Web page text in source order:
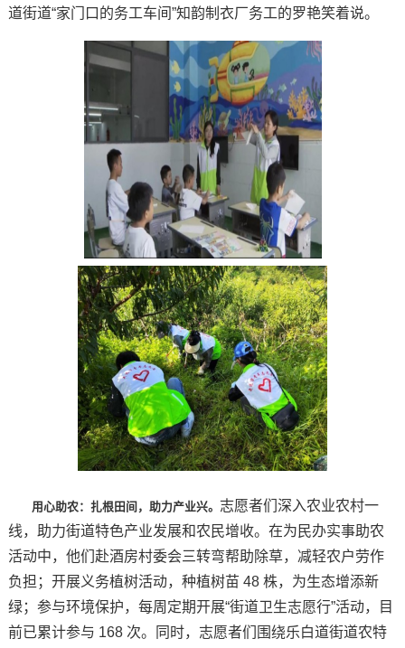
道街道“家门口的务工车间”知韵制衣厂务工的罗艳笑着说。
用心助农：扎根田间，助力产业兴。 志愿者们深入农业农村一
线，助力街道特色产业发展和农民增收。在为民办实事助农
活动中，他们赴酒房村委会三转弯帮助除草，减轻农户劳作
负担；开展义务植树活动，种植树苗 48 株，为生态增添新
绿；参与环境保护，每周定期开展“街道卫生志愿行”活动，目
前已累计参与 168 次。同时，志愿者们围绕乐白道街道农特